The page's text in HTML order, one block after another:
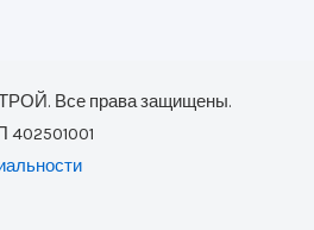
Все права защищены.